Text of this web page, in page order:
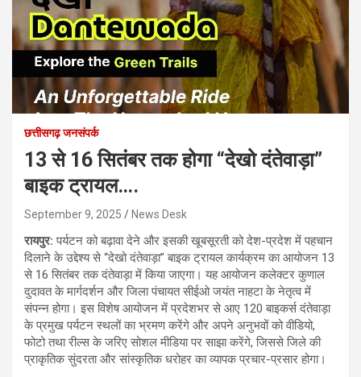
छत्तीसगढ़ जनसंपर्क
13 से 16 सितंबर तक होगा “देखो दंतेवाड़ा”
बाइक ट्रायल….
September 9, 2025 News Desk
रायपुर:पर्यटन को बढ़ावा देने और इसकी खूबसूरती को देश-प्रदेश में पहचान
दिलाने के उद्देश्य से “देखो दंतेवाड़ा” बाइक ट्रायल कार्यक्रम का आयोजन 13
से 16 सितंबर तक दंतेवाड़ा में किया जाएगा। यह आयोजन कलेक्टर कुणाल
दुदावत के मार्गदर्शन और जिला पंचायत सीईओ जयंत नाहटा के नेतृत्व में
संपन्न होगा। इस विशेष आयोजन में प्रदेशभर से आए 120 बाइकर्स दंतेवाड़ा
के प्रमुख पर्यटन स्थलों का भ्रमण करेंगे और अपने अनुभवों को वीडियो,
फोटो तथा रील्स के जरिए सोशल मीडिया पर साझा करेंगे, जिससे जिले की
प्राकृतिक सुंदरता और सांस्कृतिक धरोहर का व्यापक प्रचार-प्रसार होगा।